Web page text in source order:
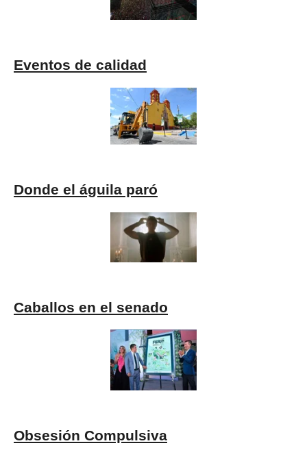
Eventos de calidad
Donde el águila paró
Caballos en el senado
Obsesión Compulsiva